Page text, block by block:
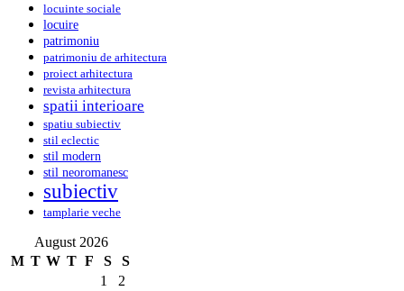
locuinte sociale
locuire
patrimoniu
patrimoniu de arhitectura
proiect arhitectura
revista arhitectura
spatii interioare
spatiu subiectiv
stil eclectic
stil modern
stil neoromanesc
subiectiv
tamplarie veche
August 2026
M T W T F S
S
1
2